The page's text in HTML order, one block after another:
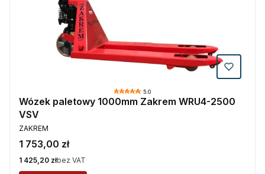
5.0
Wózek paletowy 1000mm Zakrem WRU4-2500
VSV
PRODUCENT
ZAKREM
Cena
1 753,00 zł
Cena
1 425,20 złbez VAT